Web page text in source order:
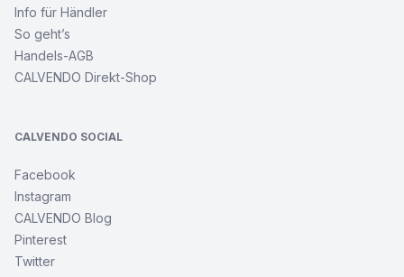
Info für Händler
So geht’s
Handels-AGB
CALVENDO Direkt-Shop
CALVENDO SOCIAL
Facebook
Instagram
CALVENDO Blog
Pinterest
Twitter